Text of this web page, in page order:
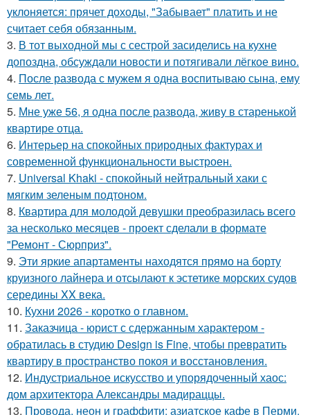
уклоняется: прячет доходы, "Забывает" платить и не
считает себя обязанным.
3. В тот выходной мы с сестрой засиделись на кухне
допоздна, обсуждали новости и потягивали лёгкое вино.
4. После развода с мужем я одна воспитываю сына, ему
семь лет.
5. Мне уже 56, я одна после развода, живу в старенькой
квартире отца.
6. Интерьер на спокойных природных фактурах и
современной функциональности выстроен.
7. Universal Khaki - спокойный нейтральный хаки с
мягким зеленым подтоном.
8. Квартира для молодой девушки преобразилась всего
за несколько месяцев - проект сделали в формате
"Ремонт - Сюрприз".
9. Эти яркие апартаменты находятся прямо на борту
круизного лайнера и отсылают к эстетике морских судов
середины XX века.
10. Кухни 2026 - коротко о главном.
11. Заказчица - юрист с сдержанным характером -
обратилась в студию Design is Fine, чтобы превратить
квартиру в пространство покоя и восстановления.
12. Индустриальное искусство и упорядоченный хаос:
дом архитектора Александры мадираццы.
13. Провода, неон и граффити: азиатское кафе в Перми.